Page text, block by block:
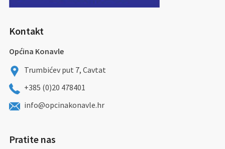
Kontakt
Općina Konavle
Trumbićev put 7, Cavtat
+385 (0)20 478401
info@opcinakonavle.hr
Pratite nas